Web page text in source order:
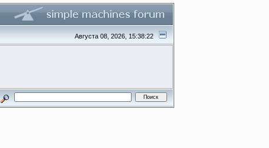
Августа 08, 2026, 15:38:22